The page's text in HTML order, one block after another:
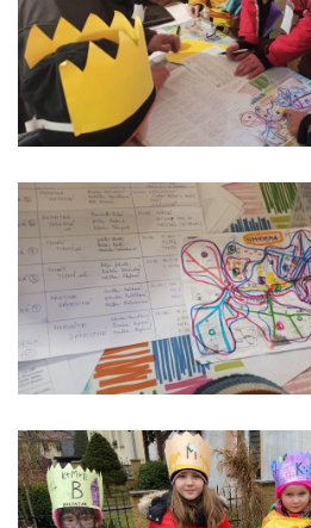
M O D L I T B A
DĚTEM
VIDEA Z NAŠÍ FARNOSTI
VYBRÁNO Z POŘADŮ ČESKÉHO
VYBRÁNO Z POŘADŮ ČT A JINÝCH
UDĚLEJTE SI VÝLET
JSEM KATOLÍK...